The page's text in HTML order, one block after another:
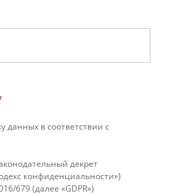
данных в соответствии с
декрет
конфиденциальности»)
679 (далее «GDPR»)